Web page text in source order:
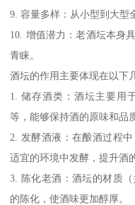
9. 容量多样：从小型到大型
10. 增值潜力：老酒坛本身
青睐。
酒坛的作用主要体现在以下
1. 储存酒类：酒坛主要用
等，能够保持酒的原味和品
2. 发酵酒液：在酿酒过程
适宜的环境中发酵，提升酒
3. 陈化老酒：酒坛的材质
的陈化，使酒味更加醇厚。